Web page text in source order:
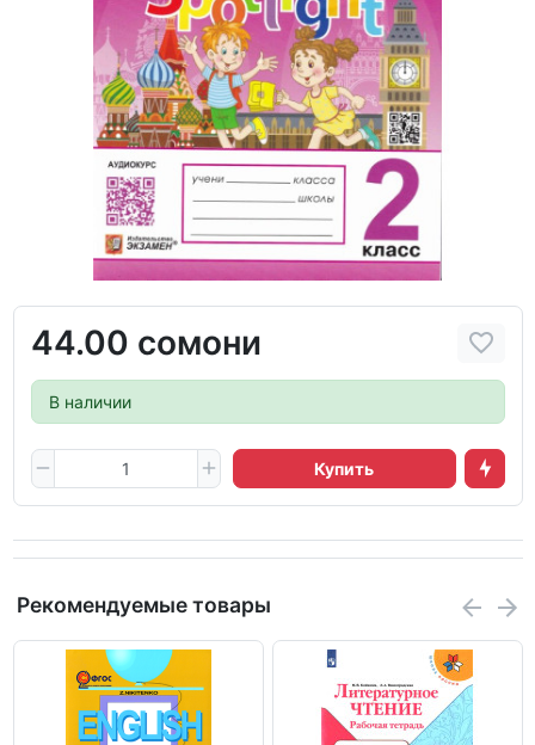
44.00 сомони
В наличии
Купить
Рекомендуемые товары